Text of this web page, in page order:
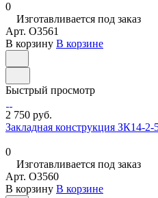
0
Изготавливается под заказ
Арт. O3561
В корзину В корзине
Быстрый просмотр
2 750 руб.
Закладная конструкция ЗК14-2-
0
Изготавливается под заказ
Арт. O3560
В корзину В корзине